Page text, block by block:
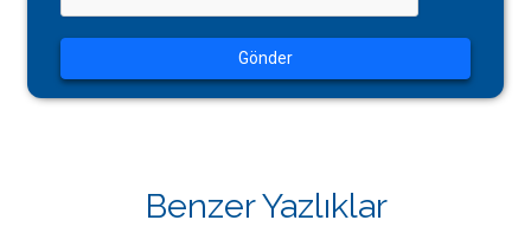
Gönder
Benzer Yazlıklar